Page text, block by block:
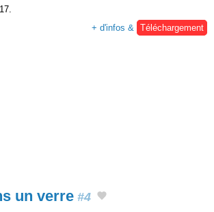
+ d'infos &
Téléchargement
un verre #4